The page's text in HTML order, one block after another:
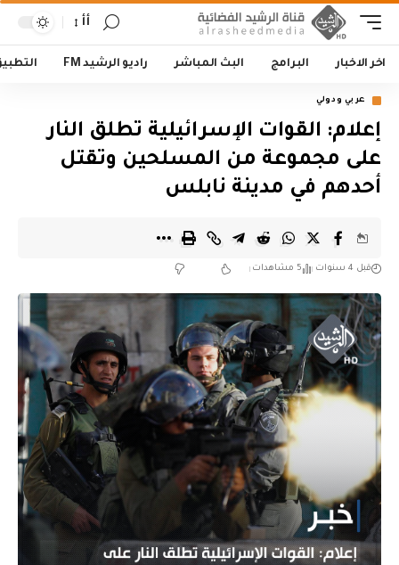
أأ
اخر الاخبار البرامج البث المباشر راديو الرشيد FM
عربي ودولي
إعلام: القوات الإسرائيلية تطلق النار
على مجموعة من المسلحين وتقتل
أحدهم في مدينة نابلس
قبل 4 سنوات 5 مشاهدات